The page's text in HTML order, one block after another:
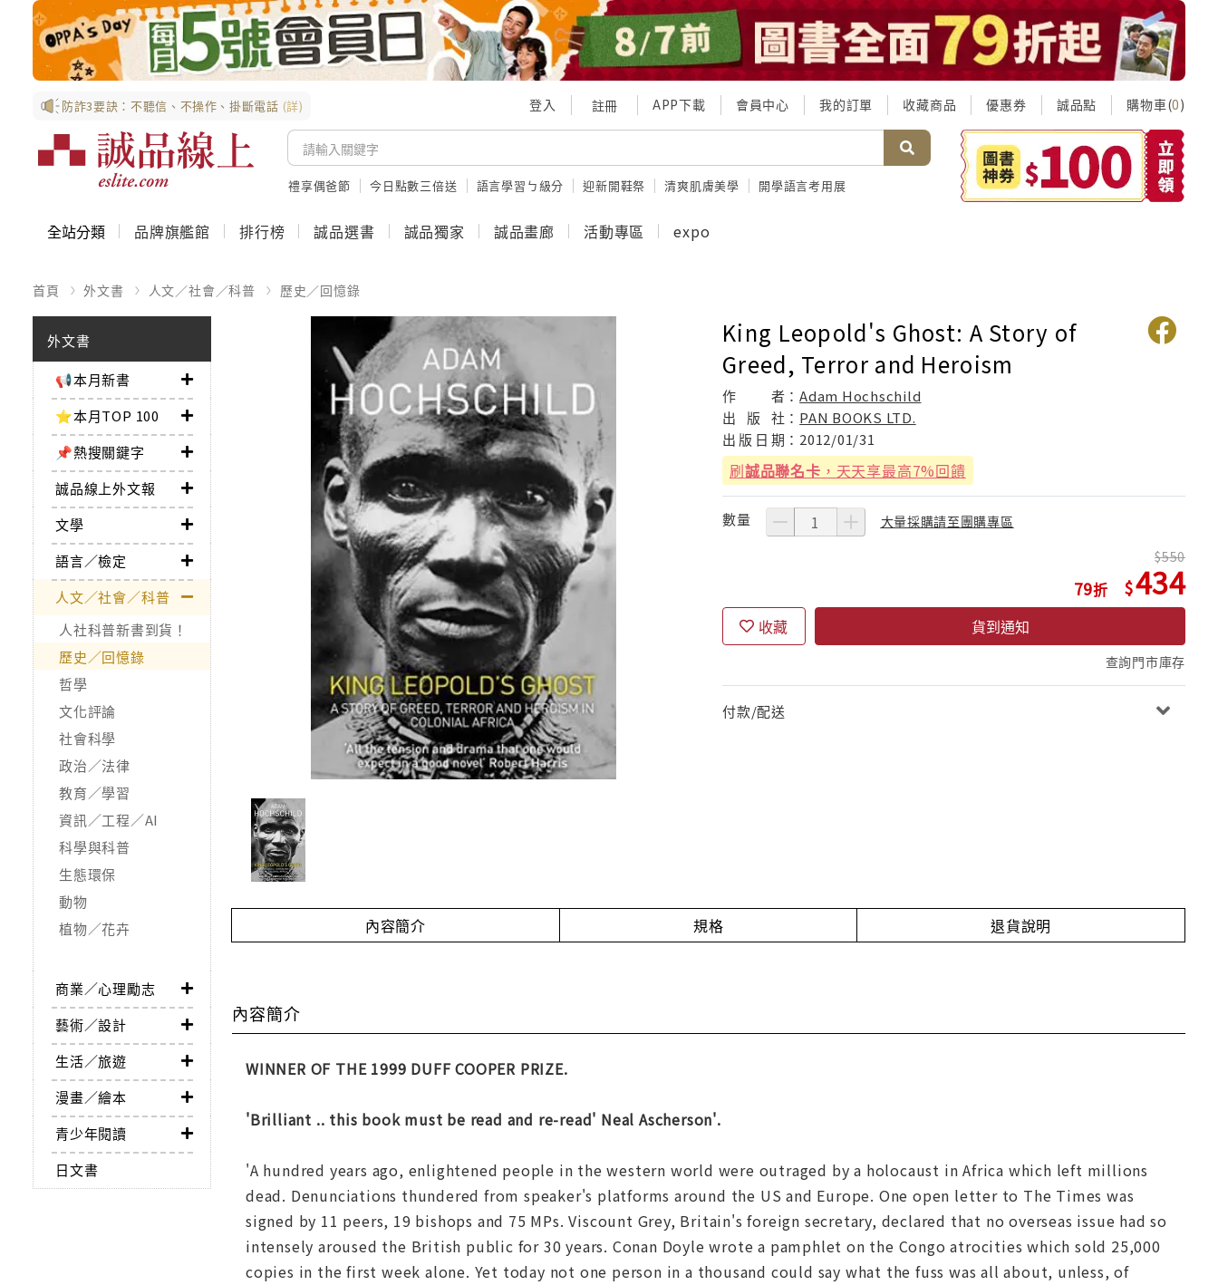
防詐3要訣：不聽信、不操作、掛斷電話 (詳) 登入 註冊 APP下載 會員中心 我的訂單 收藏商品 優惠券 誠品點 購物車(0)
禮享偶爸節 今日點數三倍送 語言學習ㄅ級分 迎新開鞋祭 清爽肌膚美學 開學語言考用展
全站分類 品牌旗艦館 排行榜 誠品選書 誠品獨家 誠品畫廊 活動專區 expo
首頁 外文書 人文／社會／科普 歷史／回憶錄
外文書
📢本月新書
⭐本月TOP 100
📌熱搜關鍵字
誠品線上外文報
文學
語言／檢定
人文／社會／科普
人社科普新書到貨！
歷史／回憶錄
哲學
文化評論
社會科學
政治／法律
教育／學習
資訊／工程／AI
科學與科普
生態環保
動物
植物／花卉
商業／心理勵志
藝術／設計
生活／旅遊
漫畫／繪本
青少年閱讀
日文書
King Leopold's Ghost: A Story of
Greed, Terror and Heroism
作 者：Adam Hochschild
出
版 社： PAN BOOKS LTD.
出 版 日 期： 2012/01/31
刷誠品聯名卡 ，天天享最高7%回饋
數量 大量採購請至團購專區
79
550
434
收藏 貨到通知
查詢門市庫存
付款/配送
內容簡介 規格 退貨說明
內容簡介
WINNER OF THE 1999 DUFF COOPER PRIZE.
'Brilliant .. this book must be read and re-read' Neal Ascherson'.
'A hundred years ago, enlightened people in the western world were outraged by a holocaust in Africa which left millions
dead. Denunciations thundered from speaker's platforms around the US and Europe. One open letter to The Times was
signed by 11 peers, 19 bishops and 75 MPs. Viscount Grey, Britain's foreign secretary, declared that no overseas issue had so
intensely aroused the British public for 30 years. Conan Doyle wrote a pamphlet on the Congo atrocities which sold 25,000
copies in the first week alone. Yet today not one person in a thousand could say what the fuss was all about, unless, of